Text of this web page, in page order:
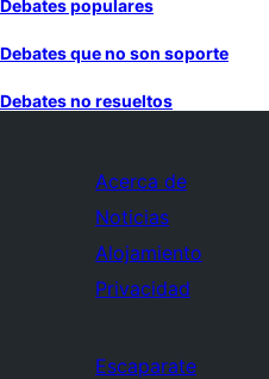
Debates populares
Debates que no son soporte
Debates no resueltos
Acerca de
Noticias
Alojamiento
Privacidad
Escaparate